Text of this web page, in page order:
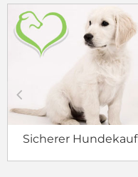
Sicherer Hundekauf
c